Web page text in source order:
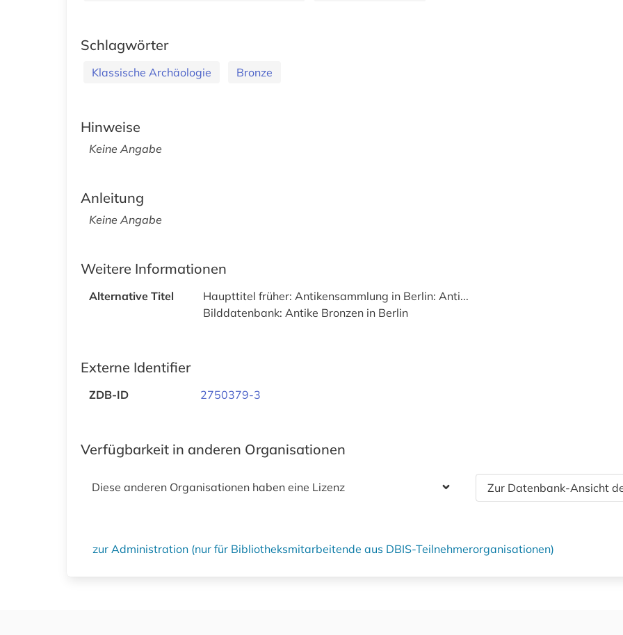
Schlagwörter
Klassische Archäologie Bronze
Hinweise
Keine Angabe
Anleitung
Keine Angabe
Weitere Informationen
Alternative Titel
Haupttitel früher: Antikensammlung in Berlin: Anti...
Bilddatenbank: Antike Bronzen in Berlin
Externe Identifier
ZDB-ID 2750379-3
Verfügbarkeit in anderen Organisationen
Diese anderen Organisationen haben eine Lizenz Zur Datenbank-Ansicht
zur Administration (nur für Bibliotheksmitarbeitende aus DBIS-Teilnehmerorganisationen)